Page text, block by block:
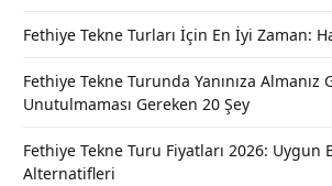
Fethiye Tekne Turları İçin En İyi Zaman:
Fethiye Tekne Turunda Yanınıza Almanız
Unutulmaması Gereken 20 Şey
Fethiye Tekne Turu Fiyatları 2026: Uygun
Alternatifleri